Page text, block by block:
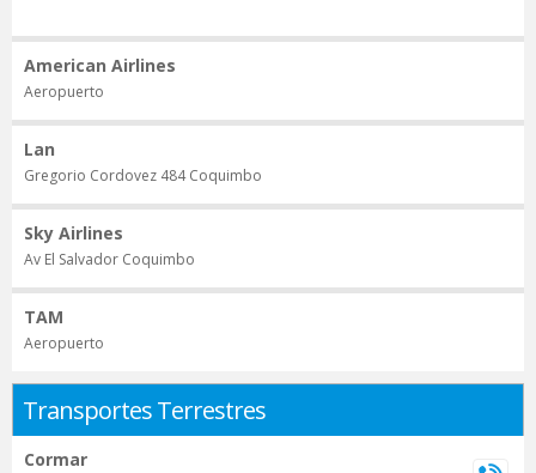
American Airlines
Aeropuerto
Lan
Gregorio Cordovez 484 Coquimbo
Sky Airlines
Av El Salvador Coquimbo
TAM
Aeropuerto
Transportes Terrestres
Cormar